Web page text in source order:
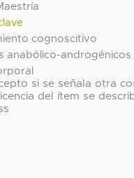
cognoscitivo
anabólico-androgénicos
si se señala otra
del ítem se